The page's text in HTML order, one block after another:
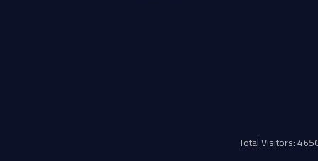
Total Visitors: